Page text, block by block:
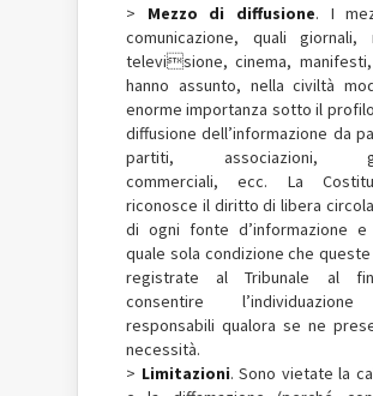
> Mezzo di diffusione. I
comunicazione, quali giornali,
televisione, cinema,
hanno assunto, nella civiltà
enorme importanza sotto il
diffusione dell’informazione da
partiti, associazioni,
commerciali, ecc. La
riconosce il diritto di libera
di ogni fonte d’informazione e
quale sola condizione che queste
registrate al Tribunale al
consentire
responsabili qualora se ne
necessità.
> Limitazioni. Sono vietate la